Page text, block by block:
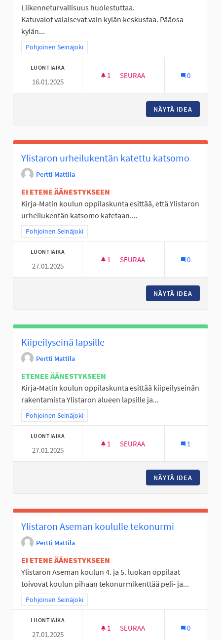
Liikenneturvallisuus huolestuttaa.
Katuvalot valaisevat vain kylän keskustaa. Pääosa
kylän...
Rajaa tulokset teeman mukaan: Pohjoinen Seinäjoki
Pohjoinen Seinäjoki
LUONTIAIKA
16.01.2025
1 1 SEURAAJA
SEURAA 0
NÄYTÄ IDEA
Ylistaron urheilukentän katettu katsomo
Pertti Mattila
EI ETENE ÄÄNESTYKSEEN
Kirja-Matin koulun oppilaskunta esittää, että Ylistaron
urheilukentän katsomo katetaan....
Rajaa tulokset teeman mukaan: Pohjoinen Seinäjoki
Pohjoinen Seinäjoki
LUONTIAIKA
27.01.2025
1 1 SEURAAJA
SEURAA 0
NÄYTÄ IDEA
Kiipeilyseinä lapsille
Pertti Mattila
ETENEE ÄÄNESTYKSEEN
Kirja-Matin koulun oppilaskunta esittää kiipeilyseinän
rakentamista Ylistaron alueen lapsille ja...
Rajaa tulokset teeman mukaan: Pohjoinen Seinäjoki
Pohjoinen Seinäjoki
LUONTIAIKA
27.01.2025
1 1 SEURAAJA
SEURAA 1
NÄYTÄ IDEA
Ylistaron Aseman koululle tekonurmi
Pertti Mattila
EI ETENE ÄÄNESTYKSEEN
Ylistaron Aseman koulun 4. ja 5. luokan oppilaat
toivovat koulun pihaan tekonurmikenttää peli- ja...
Rajaa tulokset teeman mukaan: Pohjoinen Seinäjoki
Pohjoinen Seinäjoki
LUONTIAIKA
27.01.2025
1 1 SEURAAJA
SEURAA 0